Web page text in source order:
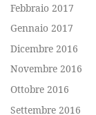
Febbraio 2017
Gennaio 2017
Dicembre 2016
Novembre 2016
Ottobre 2016
Settembre 2016